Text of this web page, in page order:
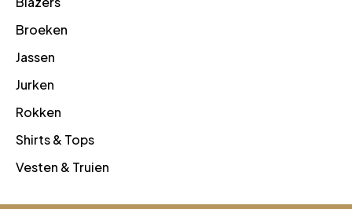
Broeken
Jassen
Jurken
Rokken
Shirts & Tops
Vesten & Truien